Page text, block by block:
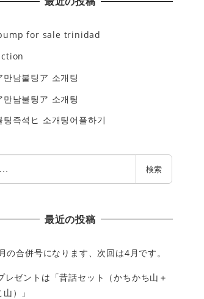
for sale trinidad
만남불팅ア 소개팅
만남불팅ア 소개팅
팅즉석ヒ 소개팅어플하기
検索
最近の投稿
の合併号になります、次回は4月です。
レゼントは「昔話セット（かちかち山＋
）」